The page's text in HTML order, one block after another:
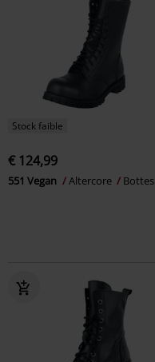
Stock faible
€ 124,99
551 Vegan Altercore Bottes